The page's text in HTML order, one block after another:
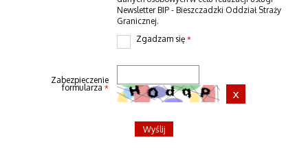
Newsletter BIP - Bieszczadzki Oddział Straży
Granicznej.
Zgadzam się*
Zabezpieczenie
formularza*